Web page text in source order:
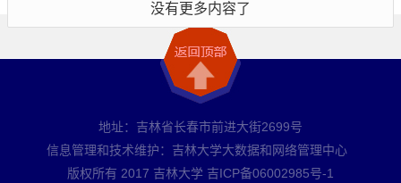
没有更多内容了
地址：吉林省长春市前进大街2699号
信息管理和技术维护：吉林大学大数据和网络管理中心
版权所有 2017 吉林大学 吉ICP备06002985号-1